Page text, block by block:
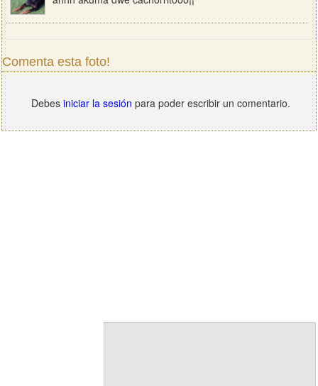
Comenta esta foto!
Debes iniciar la sesión para poder escribir un comentario.